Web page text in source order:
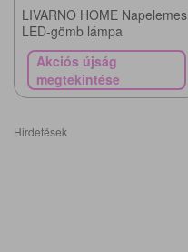
LIVARNO HOME Napelemes
LED-gömb lámpa
Akciós újság
megtekintése
Hirdetések